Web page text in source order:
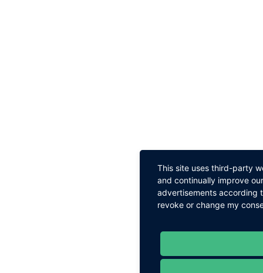
This site uses third-party
and continually improve
advertisements according
revoke or change my